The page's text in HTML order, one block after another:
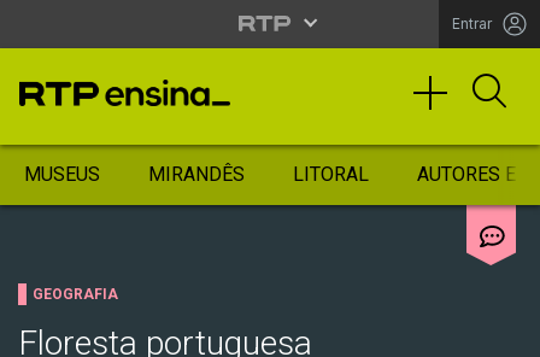
Entrar
MUSEUS MIRANDÊS LITORAL AUTORES
GEOGRAFIA
Floresta portuguesa